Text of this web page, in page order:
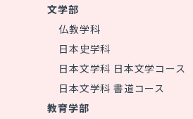
文学部
仏教学科
日本史学科
日本文学科 日本文学コース
日本文学科 書道コース
教育学部